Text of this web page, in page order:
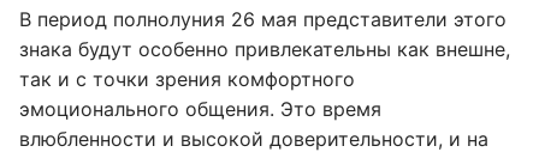
В период полнолуния 26 мая представители этого
знака будут особенно привлекательны как внешне,
так и с точки зрения комфортного
эмоционального общения. Это время
влюбленности и высокой доверительности, и на